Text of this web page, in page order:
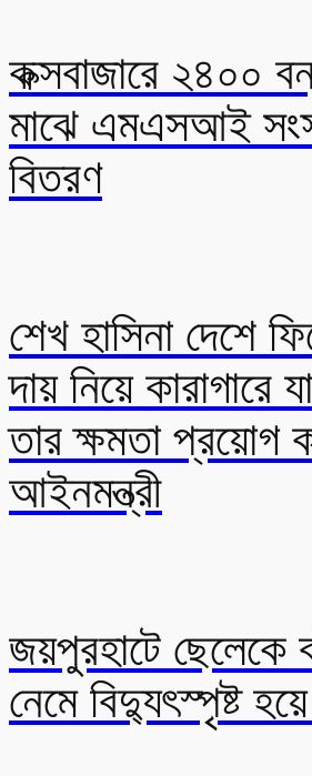
কক্সবাজারে ২৪০০
মাঝে এমএসআই
বিতরণ
শেখ হাসিনা দেশে
দায় নিয়ে
তার ক্ষমতা প্রয়োগ
আইনমন্ত্রী
জয়পুরহাটে ছেলেকে
নেমে বিদ্যুৎস্পৃষ্ট